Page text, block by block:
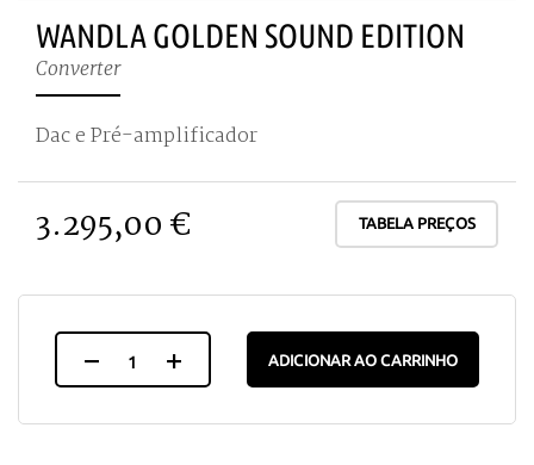
WANDLA GOLDEN SOUND EDITION
Converter
Dac e Pré-amplificador
3.295,00 € TABELA PREÇOS
ADICIONAR AO CARRINHO